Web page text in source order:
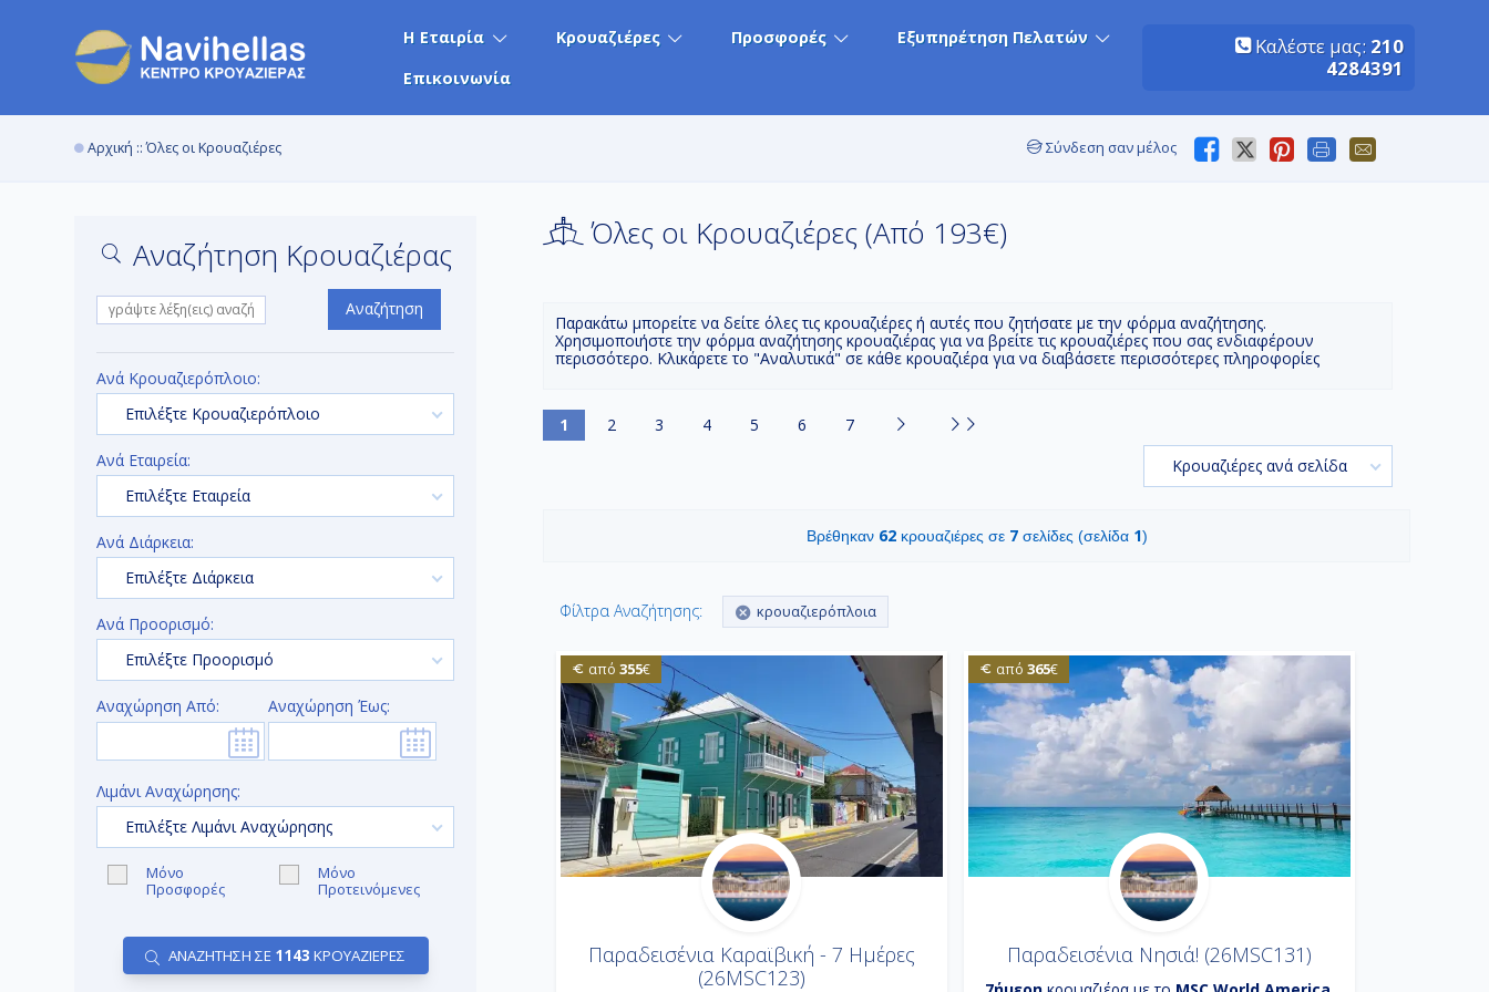
Η Εταιρία Κρουαζιέρες Προσφορές
Εξυπηρέτηση Πελατών
Επικοινωνία
Καλέστε μας: 210
4284391
Αρχική :: Όλες οι Κρουαζιέρες Σύνδεση σαν μέλος
Όλες οι Κρουαζιέρες (Aπό 193€)
Παρακάτω μπορείτε να δείτε όλες τις κρουαζιέρες ή αυτές που ζητήσατε με την φόρμα αναζήτησης.
Χρησιμοποιήστε την φόρμα αναζήτησης κρουαζιέρας για να βρείτε τις κρουαζιέρες που σας ενδιαφέρουν
περισσότερο. Κλικάρετε το "Αναλυτικά" σε κάθε κρουαζιέρα για να διαβάσετε περισσότερες πληροφορίες
1 2 3 4 5 6
7
Κρουαζιέρες ανά σελίδα
Βρέθηκαν 62κρουαζιέρες σε 7σελίδες (σελίδα 1)
Φίλτρα Αναζήτησης: κρουαζιερόπλοια
από 355€
Παραδεισένια Καραϊβική - 7 Ημέρες
(26MSC123)
από 365€
Παραδεισένια Νησιά! (26MSC131)
Αναζήτηση Κρουαζιέρας
Αναζήτηση
Ανά Κρουαζιερόπλοιο:
Επιλέξτε Κρουαζιερόπλοιο
Ανά Εταιρεία:
Επιλέξτε Εταιρεία
Ανά Διάρκεια:
Επιλέξτε Διάρκεια
Ανά Προορισμό:
Επιλέξτε Προορισμό
Αναχώρηση Από: Αναχώρηση Έως:
Λιμάνι Αναχώρησης:
Επιλέξτε Λιμάνι Αναχώρησης
Μόνο
Προσφορές
Μόνο
Προτεινόμενες
ΑΝΑΖΗΤΗΣΗ ΣΕ 1143 ΚΡΟΥΑΖΙΕΡΕΣ